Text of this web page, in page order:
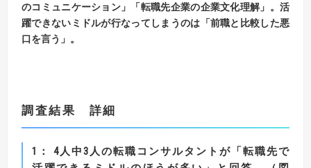
のコミュニケーション」「転職先企業の企業文化理解」。 活
躍できないミドルが行なってしまうのは「前職と比較した悪
口を言う」。
調査結果 詳細
1 ： 4 人中3 人の転職コンサルタントが「転職先で